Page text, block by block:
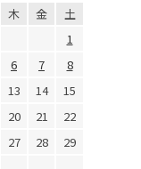
木 金
土
1
6 7
8
13 14
15
20 21
22
27 28
29